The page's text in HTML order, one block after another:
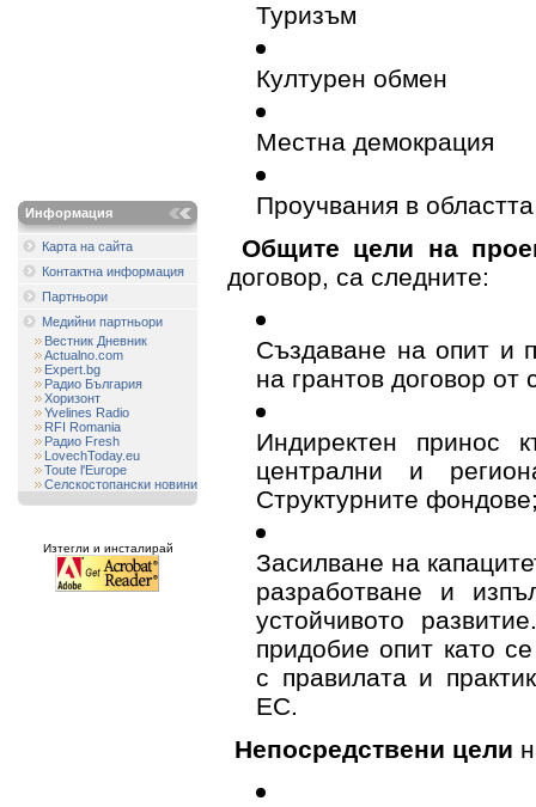
Информация
Карта на сайта
Контактна информация
Партньори
Медийни партньори
Вестник Дневник
Actualno.com
Expert.bg
Радио България
Хоризонт
Yvelines Radio
RFI Romania
Радио Fresh
LovechToday.eu
Toute l'Europe
Селскостопански новини
Изтегли и инсталирай
Туризъм
Културен обмен
Местна демокрация
Проучвания в
Общите цели на
договор, са следните:
Създаване на опит и
на грантов договор от
Индиректен принос
централни и
Структурните
Засилване на
разработване и
устойчивото
придобие опит като
с правилата и
ЕС.
Непосредствени цели